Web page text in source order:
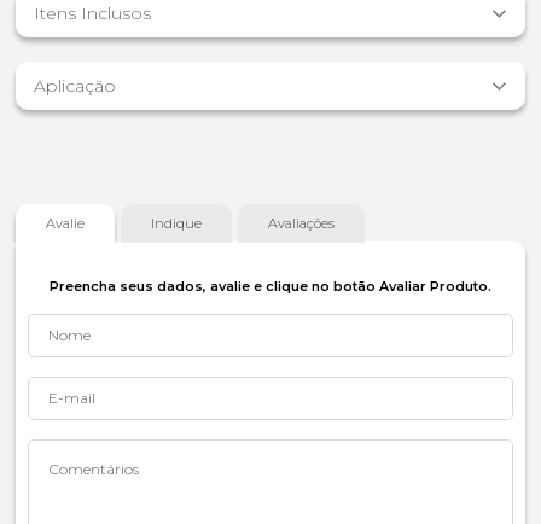
Itens Inclusos
Aplicação
Avalie Indique Avaliações
Preencha seus dados, avalie e clique no botão Avaliar Produto.